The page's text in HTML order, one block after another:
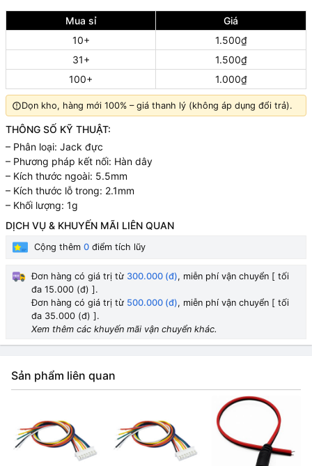
Mua sỉ
Giá
10+
1.500₫
31+
1.500₫
100+
1.000₫
Dọn kho, hàng mới 100% – giá thanh lý (không áp dụng đổi trả).
THÔNG SỐ KỸ THUẬT:
– Phân loại: Jack đực
– Phương pháp kết nối: Hàn dây
– Kích thước ngoài: 5.5mm
– Kích thước lỗ trong: 2.1mm
– Khối lượng: 1g
DỊCH VỤ & KHUYẾN MÃI LIÊN QUAN
Cộng thêm 0 điểm tích lũy
Đơn hàng có giá trị từ 300.000 (đ), miễn phí vận chuyển [ tối
đa 15.000 (đ) ].
Đơn hàng có giá trị từ 500.000 (đ), miễn phí vận chuyển [ tối
đa 35.000 (đ) ].
Xem thêm các khuyến mãi vận chuyển khác.
Sản phẩm liên quan